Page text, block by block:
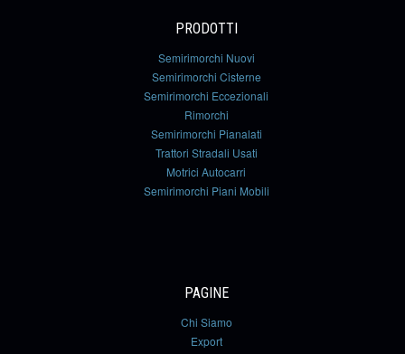
PRODOTTI
Semirimorchi Nuovi
Semirimorchi Cisterne
Semirimorchi Eccezionali
Rimorchi
Semirimorchi Pianalati
Trattori Stradali Usati
Motrici Autocarri
Semirimorchi Piani Mobili
PAGINE
Chi Siamo
Export